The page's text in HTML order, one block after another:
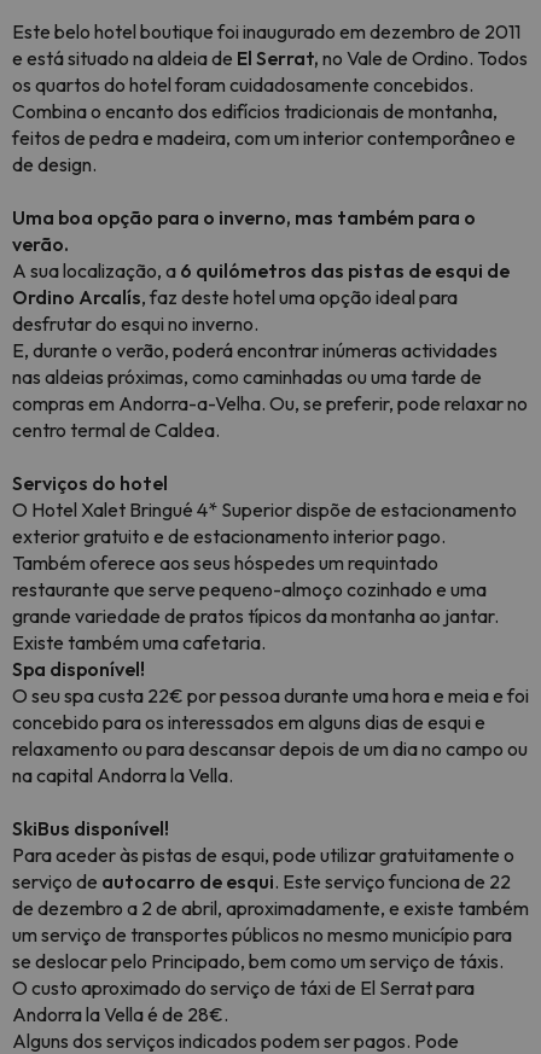
Este belo hotel boutique foi inaugurado em dezembro de 2011
e está situado na aldeia de El Serrat, no Vale de Ordino. Todos
os quartos do hotel foram cuidadosamente concebidos.
Combina o encanto dos edifícios tradicionais de montanha,
feitos de pedra e madeira, com um interior contemporâneo e
de design.
Uma boa opção para o inverno, mas também para o
verão.
A sua localização, a 6 quilómetros das pistas de esqui de
Ordino Arcalís, faz deste hotel uma opção ideal para
desfrutar do esqui no inverno.
E, durante o verão, poderá encontrar inúmeras actividades
nas aldeias próximas, como caminhadas ou uma tarde de
compras em Andorra-a-Velha. Ou, se preferir, pode relaxar no
centro termal de Caldea.
Serviços do hotel
O Hotel Xalet Bringué 4* Superior dispõe de estacionamento
exterior gratuito e de estacionamento interior pago.
Também oferece aos seus hóspedes um requintado
restaurante que serve pequeno-almoço cozinhado e uma
grande variedade de pratos típicos da montanha ao jantar.
Existe também uma cafetaria.
Spa disponível!
O seu spa custa 22€ por pessoa durante uma hora e meia e foi
concebido para os interessados em alguns dias de esqui e
relaxamento ou para descansar depois de um dia no campo ou
na capital Andorra la Vella.
SkiBus disponível!
Para aceder às pistas de esqui, pode utilizar gratuitamente o
serviço de autocarro de esqui. Este serviço funciona de 22
de dezembro a 2 de abril, aproximadamente, e existe também
um serviço de transportes públicos no mesmo município para
se deslocar pelo Principado, bem como um serviço de táxis.
O custo aproximado do serviço de táxi de El Serrat para
Andorra la Vella é de 28€.
Alguns dos serviços indicados podem ser pagos. Pode